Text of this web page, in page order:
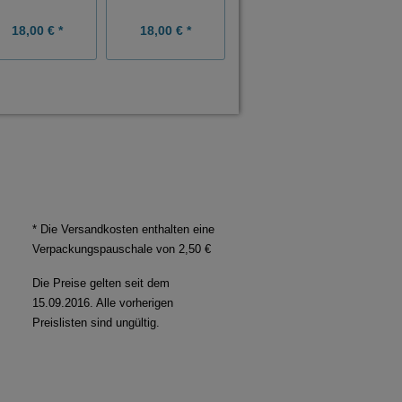
18,00 € * 18,00 € *
* Die Versandkosten enthalten eine
Verpackungspauschale von 2,50 €
Die Preise gelten seit dem
15.09.2016. Alle vorherigen
Preislisten sind ungültig.